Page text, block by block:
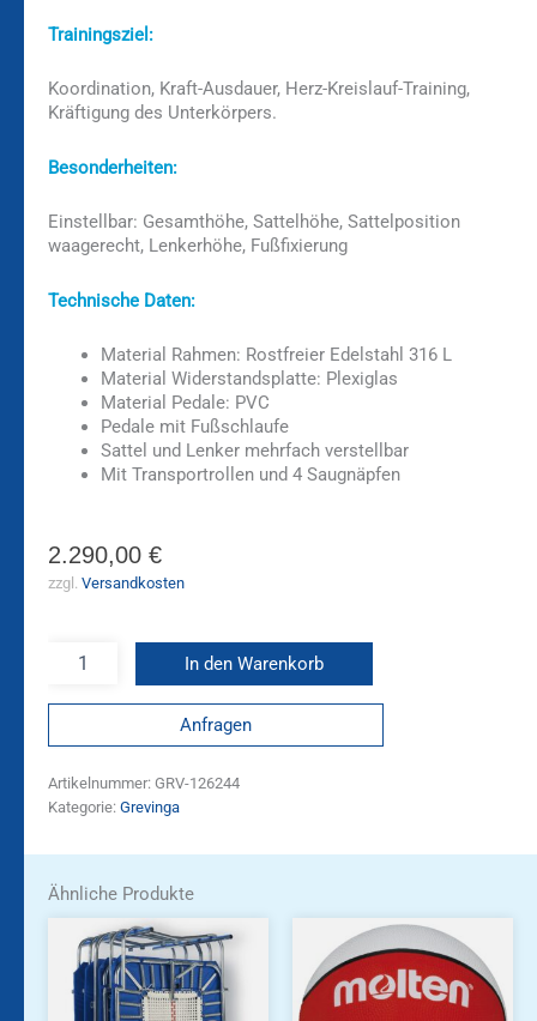
Trainingsziel:
Koordination, Kraft-Ausdauer, Herz-Kreislauf-Training,
Kräftigung des Unterkörpers.
Besonderheiten:
Einstellbar: Gesamthöhe, Sattelhöhe, Sattelposition
waagerecht, Lenkerhöhe, Fußfixierung
Technische Daten:
Material Rahmen: Rostfreier Edelstahl 316 L
Material Widerstandsplatte: Plexiglas
Material Pedale: PVC
Pedale mit Fußschlaufe
Sattel und Lenker mehrfach verstellbar
Mit Transportrollen und 4 Saugnäpfen
2.290,00 €
zzgl. Versandkosten
In den Warenkorb
Anfragen
Artikelnummer: GRV-126244
Kategorie: Grevinga
Ähnliche Produkte